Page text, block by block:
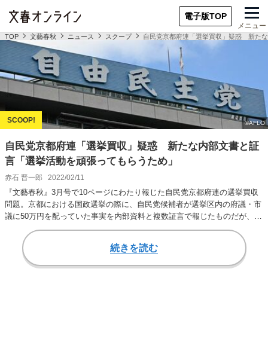
電子版TOP
メニュー
TOP 文藝春秋 ニュース スクープ 自民党京都府連「選挙買収」疑惑 新た
自民党京都府連「選挙買収」疑惑 新たな内部文書と証
言「選挙活動を頑張ってもらうため」
赤石 晋一郎 2022/02/11
『文藝春秋』3月号で10ページにわたり報じた自民党京都府連の選挙買収
問題。京都における国政選挙の際に、自民党候補者が選挙区内の府議・市
議に50万円を配っていた事実を内部資料と複数証言で報じたものだが、こ
の問題が国会で…
続きを読む